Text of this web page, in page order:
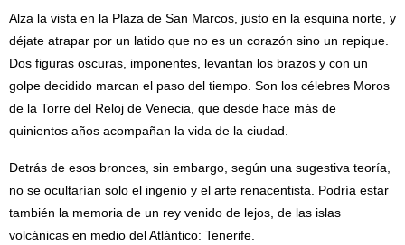
Alza la vista en la Plaza de San Marcos, justo en la esquina norte, y
déjate atrapar por un latido que no es un corazón sino un repique.
Dos figuras oscuras, imponentes, levantan los brazos y con un
golpe decidido marcan el paso del tiempo. Son los célebres Moros
de la Torre del Reloj de Venecia, que desde hace más de
quinientos años acompañan la vida de la ciudad.
Detrás de esos bronces, sin embargo, según una sugestiva teoría,
no se ocultarían solo el ingenio y el arte renacentista. Podría estar
también la memoria de un rey venido de lejos, de las islas
volcánicas en medio del Atlántico: Tenerife.